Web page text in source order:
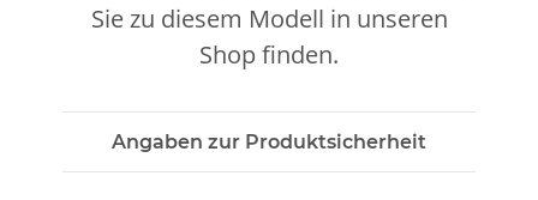
Sie zu diesem Modell in unseren
Shop finden.
Angaben zur Produktsicherheit